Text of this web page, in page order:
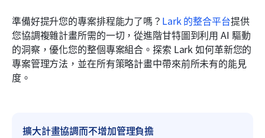
準備好提升您的專案排程能力了嗎？ Lark 的整合平台提供
您協調複雜計畫所需的一切，從進階甘特圖到利用 AI 驅動
的洞察，優化您的整個專案組合。探索 Lark 如何革新您的
專案管理方法，並在所有策略計畫中帶來前所未有的能見
度。
擴大計畫協調而不增加管理負擔